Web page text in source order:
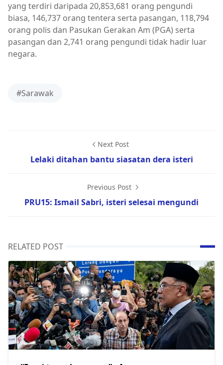
yang terdiri daripada 20,853,681 orang pengundi
biasa, 146,737 orang tentera serta pasangan, 118,794
orang polis dan Pasukan Gerakan Am (PGA) serta
pasangan dan 2,741 orang pengundi tidak hadir luar
negara.
#Sarawak
Next Post
Lelaki ditahan bantu siasatan dera isteri
Previous Post
PRU15: Ismail Sabri, isteri selesai mengundi
RELATED POST